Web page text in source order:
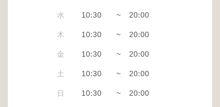
水 10:30 ~ 20:00
木 10:30 ~ 20:00
金 10:30 ~ 20:00
土 10:30 ~ 20:00
日 10:30 ~ 20:00